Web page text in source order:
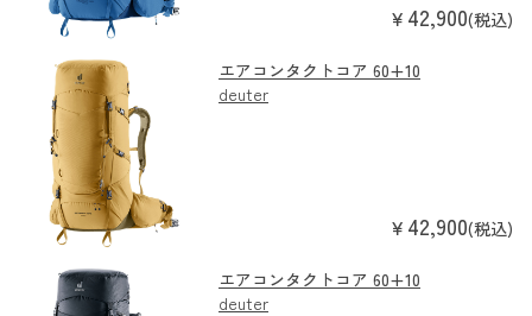
￥ 42,900(税込)
エアコンタクトコア 60+10
deuter
￥ 42,900(税込)
エアコンタクトコア 60+10
deuter